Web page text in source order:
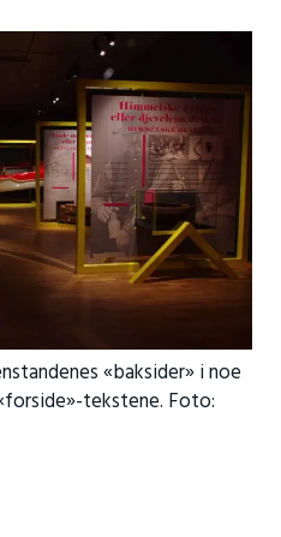
«baksider» i noe
tekstene. Foto: